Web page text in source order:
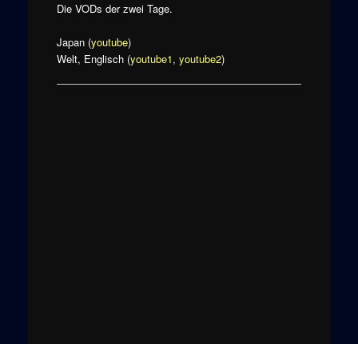
Die VODs der zwei Tage.
Japan (youtube)
Welt, Englisch (youtube1, youtube2)